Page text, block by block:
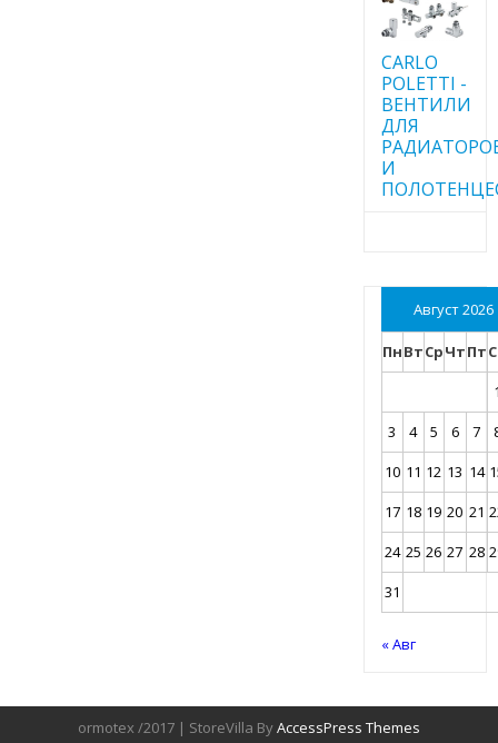
CARLO
POLETTI -
ВЕНТИЛИ
ДЛЯ
И
Август 2026
ПнВтСрЧтПт
3
4 5 6 7
10 11 12 13 14
17 18 19 20 21
24 25 26 27 28
31
« Авг
ormotex /2017 | StoreVilla ByAccessPress Themes